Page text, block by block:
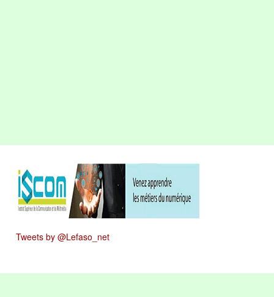
Tweets by @Lefaso_net